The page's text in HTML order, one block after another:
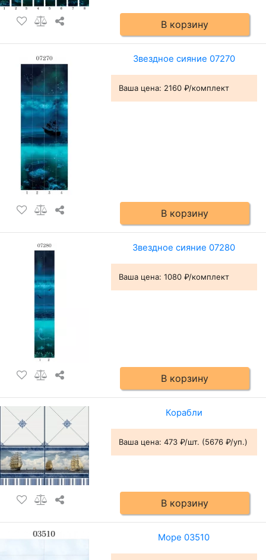
В корзину
Звездное сияние 07270
Ваша цена: 2160 ₽/комплект
В корзину
Звездное сияние 07280
Ваша цена: 1080 ₽/комплект
В корзину
Корабли
Ваша цена: 473 ₽/шт. (5676 ₽/уп.)
В корзину
Море 03510